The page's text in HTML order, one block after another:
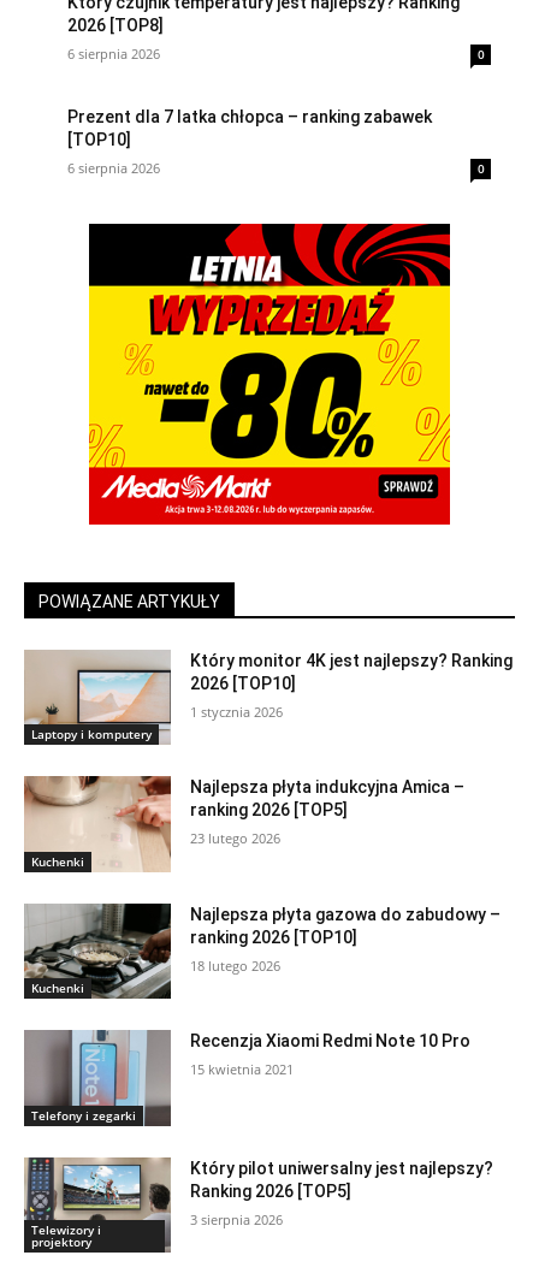
2026 [TOP8]
6 sierpnia 2026 0
Prezent dla 7 latka chłopca – ranking zabawek
[TOP10]
6 sierpnia 2026 0
POWIĄZANE ARTYKUŁY
Laptopy i komputery
Który monitor 4K jest najlepszy? Ranking
2026 [TOP10]
1 stycznia 2026
Kuchenki
Najlepsza płyta indukcyjna Amica –
ranking 2026 [TOP5]
23 lutego 2026
Kuchenki
Najlepsza płyta gazowa do zabudowy –
ranking 2026 [TOP10]
18 lutego 2026
Telefony i zegarki
Recenzja Xiaomi Redmi Note 10 Pro
15 kwietnia 2021
Telewizory i
projektory
Który pilot uniwersalny jest najlepszy?
Ranking 2026 [TOP5]
3 sierpnia 2026